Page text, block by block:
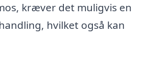
kræver det muligvis en
hvilket også kan